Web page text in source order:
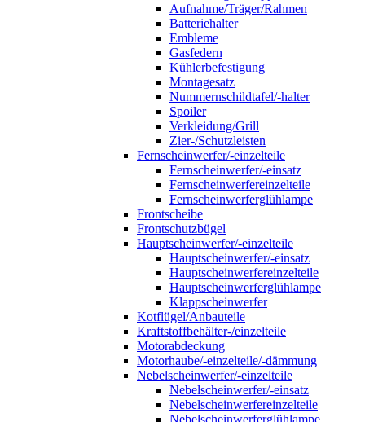
Aufnahme/Träger/Rahmen
Batteriehalter
Embleme
Gasfedern
Kühlerbefestigung
Montagesatz
Nummernschildtafel/-halter
Spoiler
Verkleidung/Grill
Zier-/Schutzleisten
Fernscheinwerfer/-einzelteile
Fernscheinwerfer/-einsatz
Fernscheinwerfereinzelteile
Fernscheinwerferglühlampe
Frontscheibe
Frontschutzbügel
Hauptscheinwerfer/-einzelteile
Hauptscheinwerfer/-einsatz
Hauptscheinwerfereinzelteile
Hauptscheinwerferglühlampe
Klappscheinwerfer
Kotflügel/Anbauteile
Kraftstoffbehälter-/einzelteile
Motorabdeckung
Motorhaube/-einzelteile/-dämmung
Nebelscheinwerfer/-einzelteile
Nebelscheinwerfer/-einsatz
Nebelscheinwerfereinzelteile
Nebelscheinwerferglühlampe